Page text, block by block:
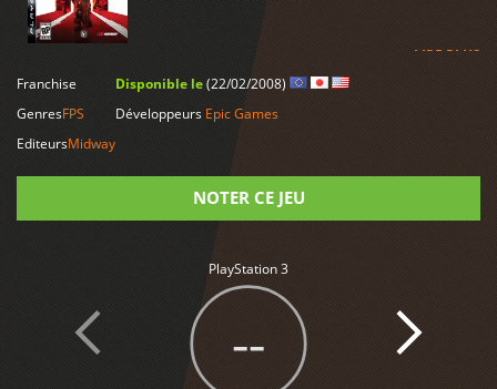
LIRE PLUS
Franchise
GenresFPS
EditeursMidway
Disponible le(22/02/2008)
Développeurs Epic Games
NOTER CE JEU
PlayStation 3
--